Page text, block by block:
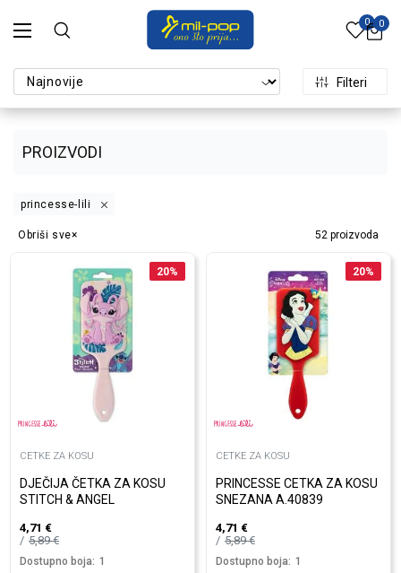
0 0
PROIZVODI
Filteri
princesse-lili
52 proizvoda
Obriši sve
20%
CETKE ZA KOSU
DJEČIJA ČETKA ZA KOSU
STITCH & ANGEL
4,71 €
5,89€
Dostupno boja: 1
20%
CETKE ZA KOSU
PRINCESSE CETKA ZA KOSU
SNEZANA A.40839
4,71 €
5,89€
Dostupno boja: 1